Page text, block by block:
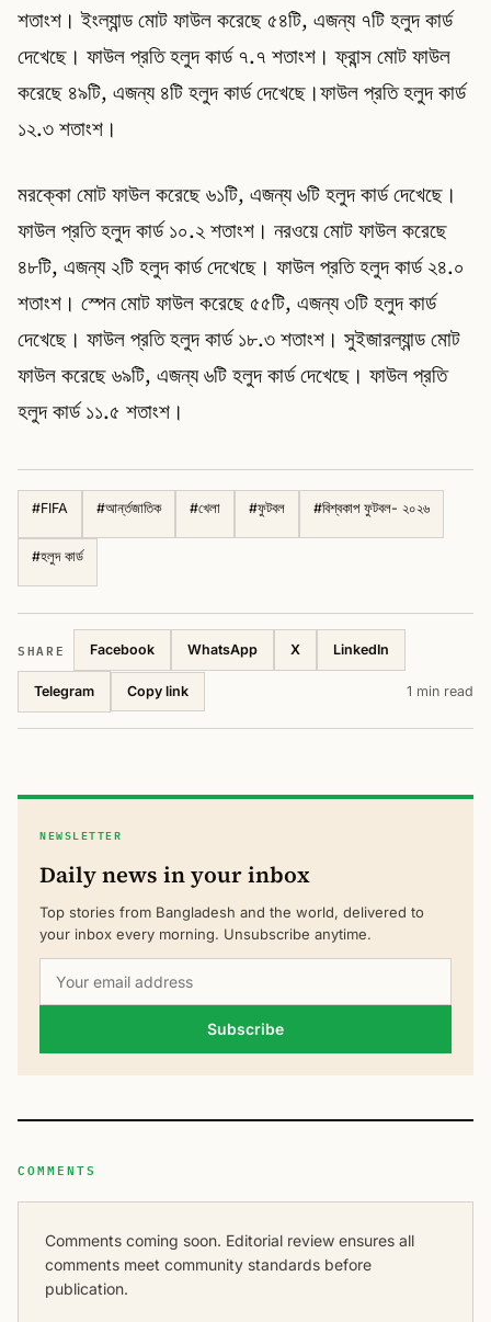
শতাংশ। ইংল্যান্ড মোট ফাউল করেছে ৫৪টি, এজন্য ৭টি হলুদ কার্ড
দেখেছে। ফাউল প্রতি হলুদ কার্ড ৭.৭ শতাংশ। ফ্রান্স মোট ফাউল
করেছে ৪৯টি, এজন্য ৪টি হলুদ কার্ড দেখেছে।ফাউল প্রতি হলুদ কার্ড
১২.৩ শতাংশ।
মরক্কো মোট ফাউল করেছে ৬১টি, এজন্য ৬টি হলুদ কার্ড দেখেছে।
ফাউল প্রতি হলুদ কার্ড ১০.২ শতাংশ। নরওয়ে মোট ফাউল করেছে
৪৮টি, এজন্য ২টি হলুদ কার্ড দেখেছে। ফাউল প্রতি হলুদ কার্ড ২৪.০
শতাংশ। স্পেন মোট ফাউল করেছে ৫৫টি, এজন্য ৩টি হলুদ কার্ড
দেখেছে। ফাউল প্রতি হলুদ কার্ড ১৮.৩ শতাংশ। সুইজারল্যান্ড মোট
ফাউল করেছে ৬৯টি, এজন্য ৬টি হলুদ কার্ড দেখেছে। ফাউল প্রতি
হলুদ কার্ড ১১.৫ শতাংশ।
#FIFA #আর্ন্তজাতিক #খেলা #ফুটবল #বিশ্বকাপ ফুটবল- ২০২৬
#হলুদ কার্ড
SHARE Facebook WhatsApp X LinkedIn
Telegram Copy link 1 min read
NEWSLETTER
Daily news in your inbox
Top stories from Bangladesh and the world, delivered to
your inbox every morning. Unsubscribe anytime.
Subscribe
COMMENTS
Comments coming soon. Editorial review ensures all
comments meet community standards before
publication.